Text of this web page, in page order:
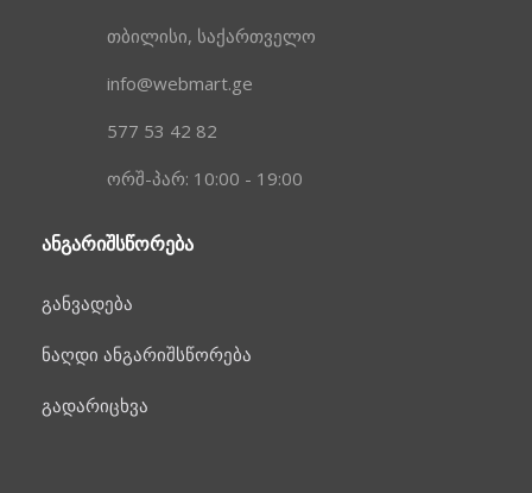
თბილისი, საქართველო
info@webmart.ge
577 53 42 82
ორშ-პარ: 10:00 - 19:00
ᲐᲜᲒᲐᲠᲘᲨᲡᲬᲝᲠᲔᲑᲐ
განვადება
ნაღდი ანგარიშსწორება
გადარიცხვა